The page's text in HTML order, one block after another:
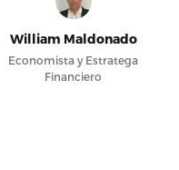
William Maldonado
Economista y Estratega
Financiero